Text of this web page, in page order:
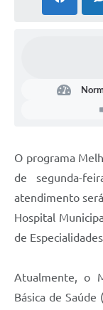
COVID - 19
Jornal (Edições
Uso de Internet e
Guarda Civil
Arborização urbana
Lei de Acesso à
O programa
de segunda-
atendimento
Hospital
de
Atualmente, o
Básica de